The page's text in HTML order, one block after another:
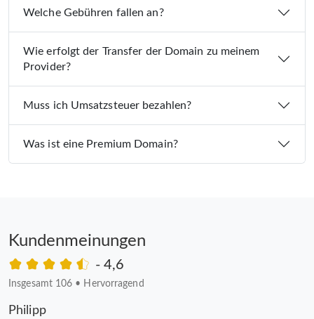
Welche Gebühren fallen an?
Wie erfolgt der Transfer der Domain zu meinem
Provider?
Muss ich Umsatzsteuer bezahlen?
Was ist eine Premium Domain?
Kundenmeinungen
- 4,6
Insgesamt 106 • Hervorragend
Philipp